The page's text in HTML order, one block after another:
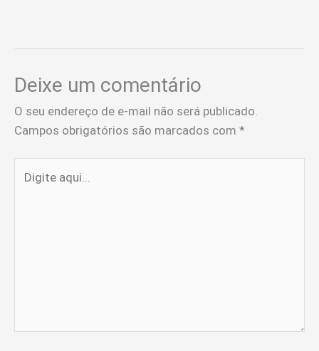
Deixe um comentário
O seu endereço de e-mail não será publicado.
Campos obrigatórios são marcados com *
aqui...